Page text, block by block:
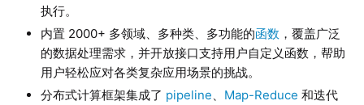
执行。
内置 2000+ 多领域、多种类、多功能的函数 ，覆盖广泛
的数据处理需求，并开放接口支持用户自定义函数，帮助
用户轻松应对各类复杂应用场景的挑战。
分布式计算框架集成了 pipeline、 Map-Reduce 和迭代